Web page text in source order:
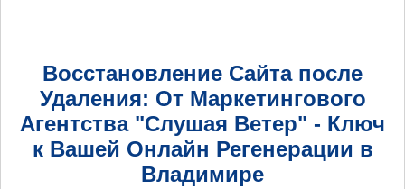
Восстановление Сайта после
Удаления: От Маркетингового
Агентства "Слушая Ветер" - Ключ
к Вашей Онлайн Регенерации в
Владимире